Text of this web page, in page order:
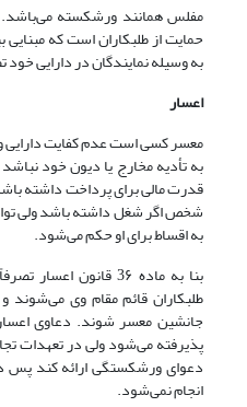
مفلس همانند ورشکسته
حمایت از طلبکاران است که
به وسیله نمایندگان در دارایی
اعسار
معسر کسی است عدم کفایت
قدرت مالی برای پرداخت داشته
شخص اگر شغل داشته باشد ولی
به اقساط برای او حکم می‌شود.
بنا به ماده 3۶ قانون
طلبکاران قائم مقام وی می‌‌شوند
جانشین معسر شوند. دعاوی
پذیرفته می‌شود ولی در تعهدات
دعوای ورشکستگی ارائه کند پس
انجام نمی‌شود.